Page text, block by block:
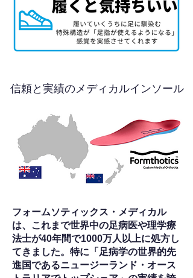
信頼と実績のメディカルインソール
フォームソティックス・メディカル
は、これまで世界中の足病医や理学療
法士が40年間で1000万人以上に処方し
てきました。特に「足病学の世界的先
進国であるニュージーランド・オース